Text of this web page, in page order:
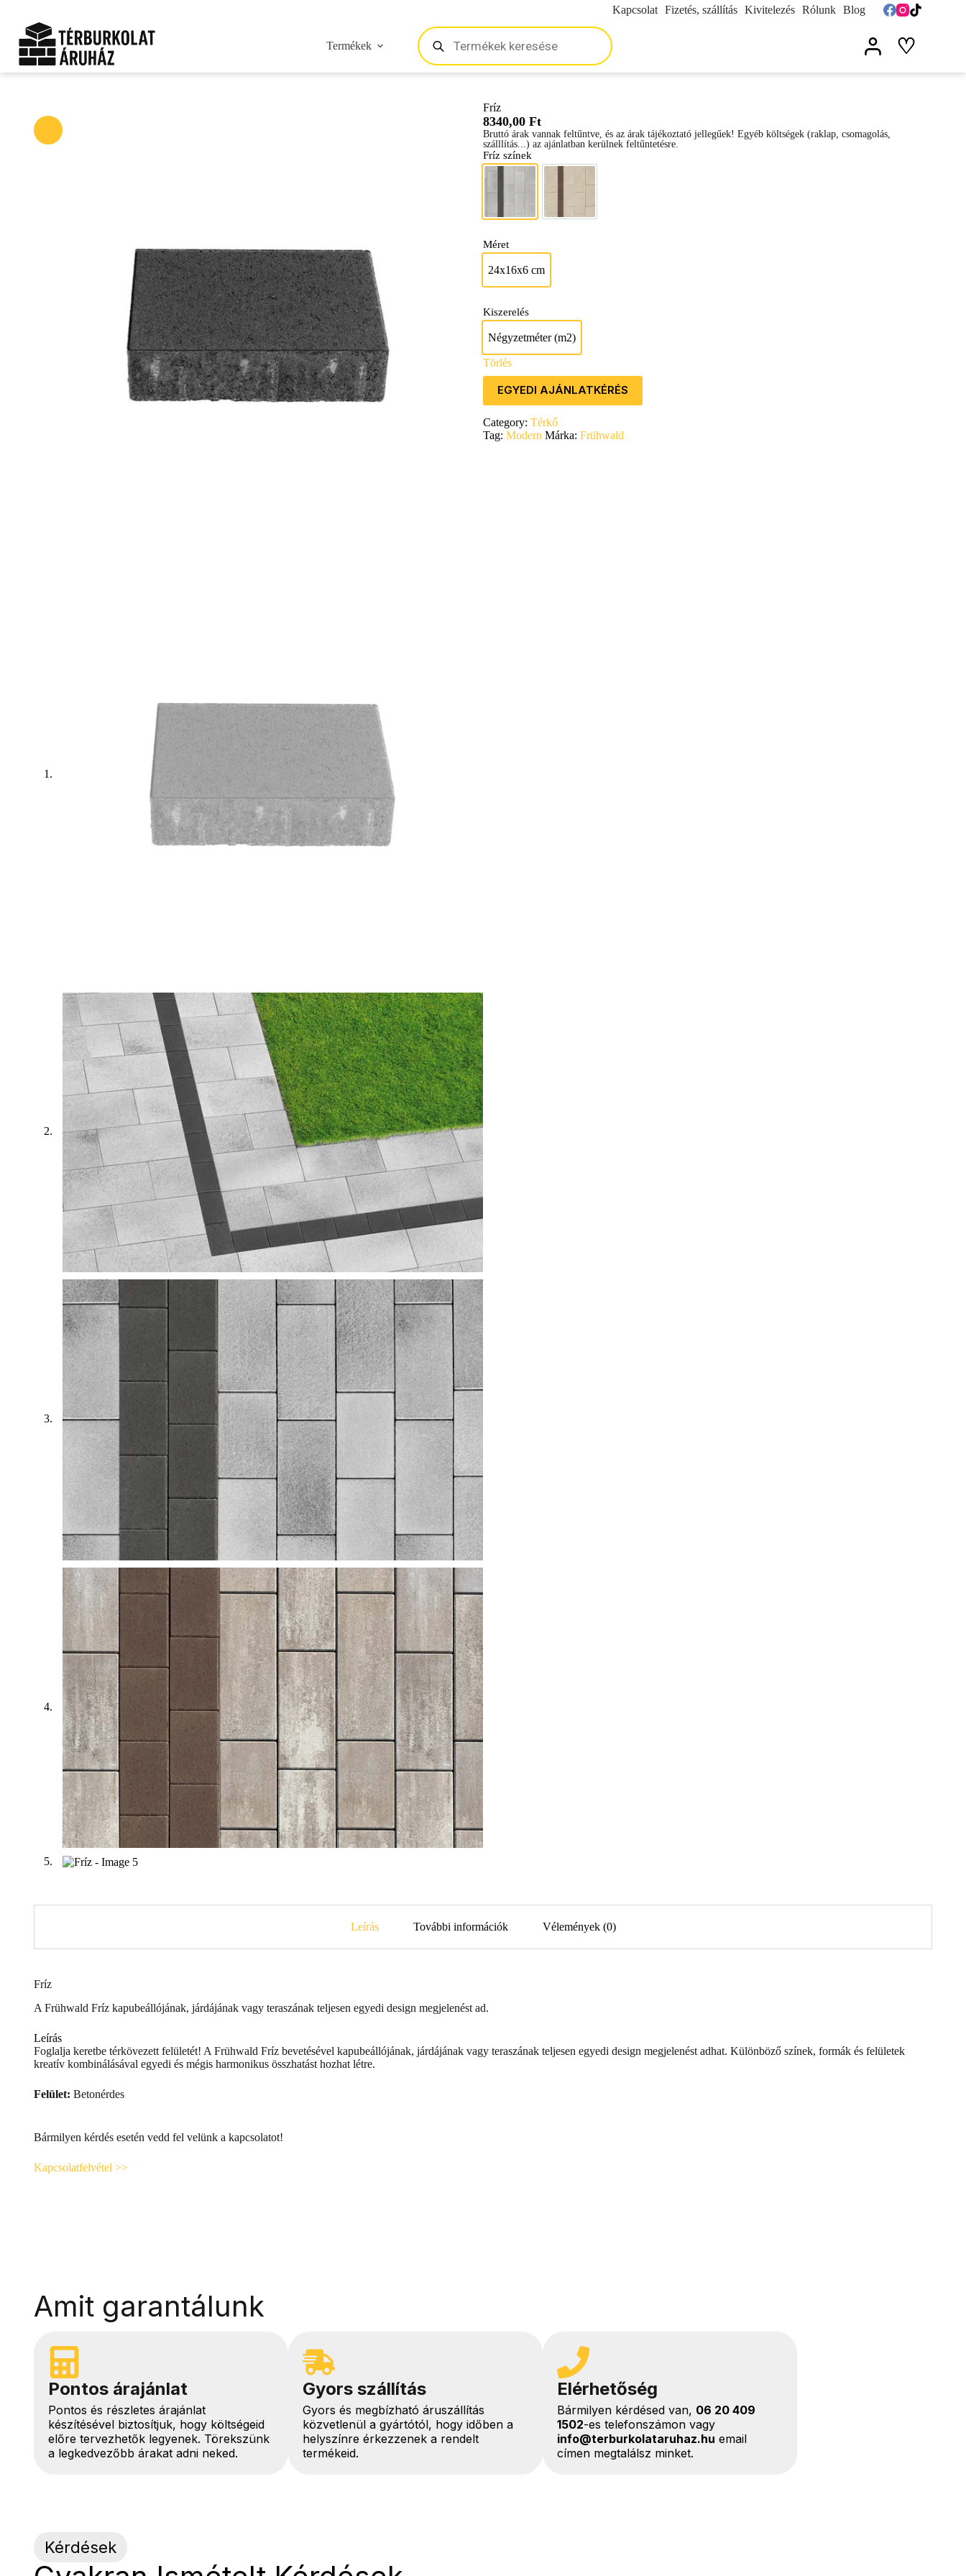
Kapcsolat Fizetés, szállítás Kivitelezés Rólunk Blog
Termékek ♡
Fríz
8340,00 Ft
Bruttó árak vannak feltűntve, és az árak tájékoztató jellegűek! Egyéb költségek (raklap, csomagolás,
szálllítás...) az ajánlatban kerülnek feltűntetésre.
Fríz színek
Barna
Méret
24x16x6 cm
24x16x6 cm
Kiszerelés
Négyzetméter (m2)
Négyzetméter (m2)
Törlés
EGYEDI AJÁNLATKÉRÉS
Category: Térkő
Tag: Modern Márka: Frühwald
Leírás További információk Vélemények (0)
Fríz
A Frühwald Fríz kapubeállójának, járdájának vagy teraszának teljesen egyedi design megjelenést ad.
Leírás
Foglalja keretbe térkövezett felületét! A Frühwald Fríz bevetésével kapubeállójának, járdájának vagy teraszának teljesen egyedi design megjelenést adhat. Különböző színek, formák és felületek
kreatív kombinálásával egyedi és mégis harmonikus összhatást hozhat létre.
Felület: Betonérdes
Bármilyen kérdés esetén vedd fel velünk a kapcsolatot!
Kapcsolatfelvétel >>
Amit garantálunk
Pontos árajánlat
Pontos és részletes árajánlat
készítésével biztosítjuk, hogy költségeid
előre tervezhetők legyenek. Törekszünk
a legkedvezőbb árakat adni neked.
Gyors szállítás
Gyors és megbízható áruszállítás
közvetlenül a gyártótól, hogy időben a
helyszínre érkezzenek a rendelt
termékeid.
Elérhetőség
Bármilyen kérdésed van, 06 20 409
1502-es telefonszámon vagy
info@terburkolataruhaz.hu email
címen megtalálsz minket.
Kérdések